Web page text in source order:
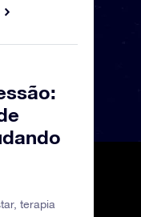
, terapia